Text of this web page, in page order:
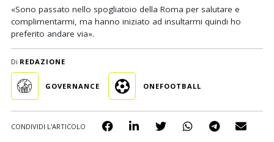
«Sono passato nello spogliatoio della Roma per salutare e
complimentarmi, ma hanno iniziato ad insultarmi quindi ho
preferito andare via».
Di REDAZIONE
GOVERNANCE ONEFOOTBALL
CONDIVIDI L'ARTICOLO